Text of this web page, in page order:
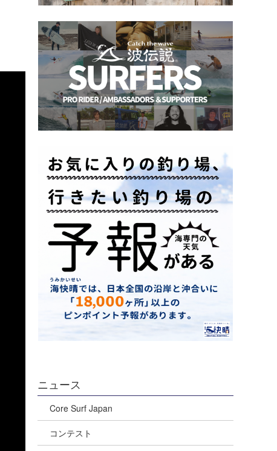
ニュース
Core Surf Japan
コンテスト